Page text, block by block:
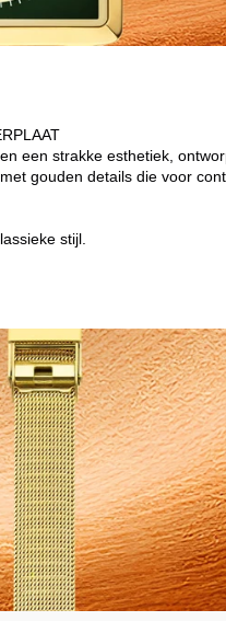
een strakke esthetiek,
gouden details die voor
stijl.